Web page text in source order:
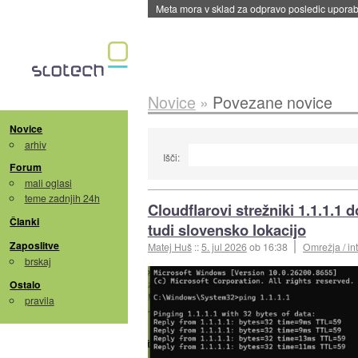
Meta mora v sklad za odpravo posledic
Novice
arhiv
Forum
mali oglasi
teme zadnjih 24h
Članki
Zaposlitve
brskaj
Ostalo
pravila
Novice » Povezane novice
Išči:
Cloudflarovi strežniki 1.1.1.1
tudi slovensko lokacijo
Matej Huš ::5. jul 2026ob 16:38 Omrežja /